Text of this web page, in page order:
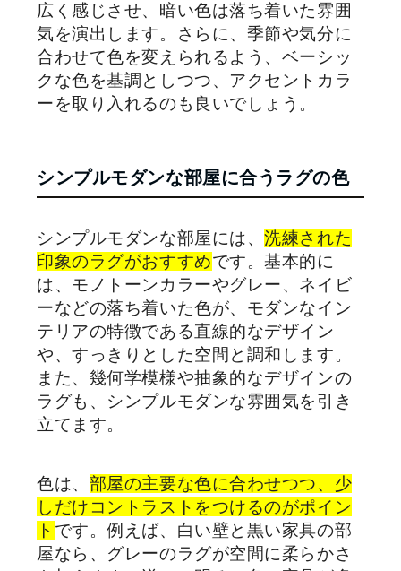
広く感じさせ、暗い色は落ち着いた雰囲
気を演出します。さらに、季節や気分に
合わせて色を変えられるよう、ベーシッ
クな色を基調としつつ、アクセントカラ
ーを取り入れるのも良いでしょう。
シンプルモダンな部屋に合うラグの色
シンプルモダンな部屋には、洗練された
印象のラグがおすすめです。基本的に
は、モノトーンカラーやグレー、ネイビ
ーなどの落ち着いた色が、モダンなイン
テリアの特徴である直線的なデザイン
や、すっきりとした空間と調和します。
また、幾何学模様や抽象的なデザインの
ラグも、シンプルモダンな雰囲気を引き
立てます。
色は、 部屋の主要な色に合わせつつ、少
しだけコントラストをつけるのがポイン
ト です。例えば、白い壁と黒い家具の部
屋なら、グレーのラグが空間に柔らかさ